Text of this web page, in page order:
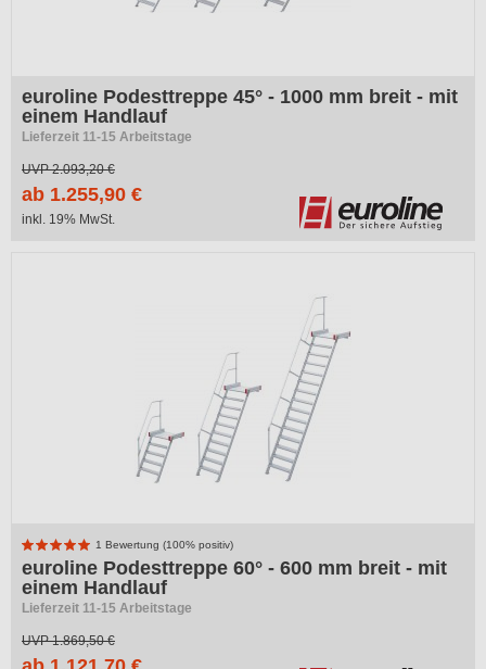
euroline Podesttreppe 45° - 1000 mm breit - mit
einem Handlauf
Lieferzeit 11-15 Arbeitstage
UVP2.093,20 €
ab 1.255,90 €
inkl. 19% MwSt.
1 Bewertung (100% positiv)
euroline Podesttreppe 60° - 600 mm breit - mit
einem Handlauf
Lieferzeit 11-15 Arbeitstage
UVP1.869,50 €